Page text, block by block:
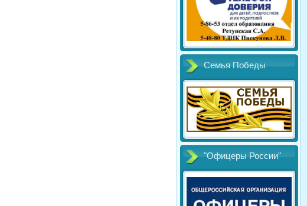
Семья Победы
"Офицеры России"